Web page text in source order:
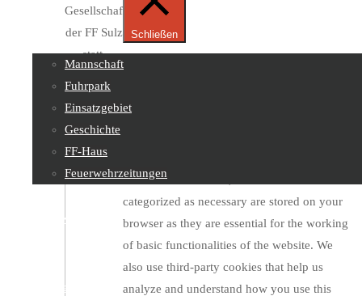
Über uns
Mannschaft
Fuhrpark
Einsatzgebiet
Geschichte
FF-Haus
Feuerwehrzeitungen
Feuerwehrjugend
Sachgebiete
Gesellschaftsschnapsen
der FF Sulz
statt.
Schließen
website. Out of these, the cookies that are
categorized as necessary are stored on your
browser as they are essential for the working
of basic functionalities of the website. We
also use third-party cookies that help us
analyze and understand how you use this